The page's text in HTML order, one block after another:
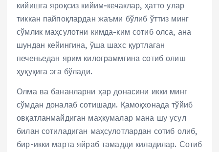
кийишга яроқсиз кийим-кечаклар, ҳатто улар
тиккан пайпоқлардан жаъми бўлиб ўттиз минг
сўмлик маҳсулотни кимда-ким сотиб олса, ана
шундан кейингина, ўша шахс қуртлаган
печеньедан ярим килограммгина сотиб олиш
ҳуқуқига эга бўлади.
Олма ва бананларни ҳар донасини икки минг
сўмдан доналаб сотишади. Қамоқхонада тўйиб
овқатланмайдиган маҳкумалар мана шу усул
билан сотиладиган маҳсулотлардан сотиб олиб,
бир-икки марта яйраб тамадди киладилар. Сотиб